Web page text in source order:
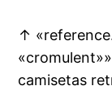
↑
camisetas